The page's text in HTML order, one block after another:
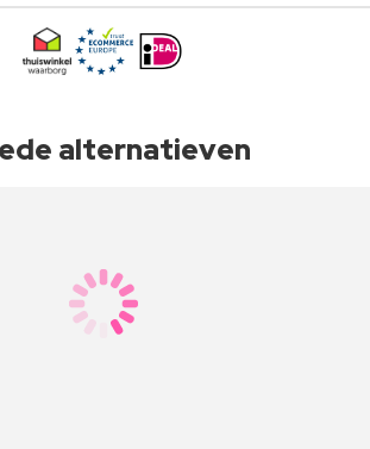
alternatieven